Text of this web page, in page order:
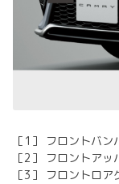
［1］ フロントバン
［2］ フロントアッ
［3］ フロントロア